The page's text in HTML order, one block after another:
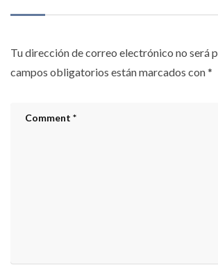
Tu dirección de correo electrónico no será
campos obligatorios están marcados con*